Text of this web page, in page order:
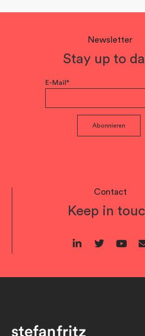
Newsletter
Stay up to
E-Mail*
Abonnieren
Contact
Keep in